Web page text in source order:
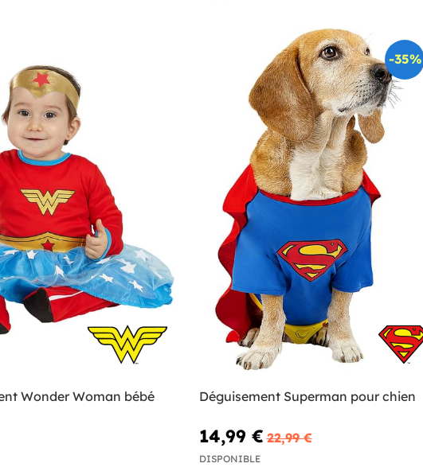
Wonder Woman bébé
-35%
Déguisement Superman pour chien
14,99 € 22,99 €
DISPONIBLE